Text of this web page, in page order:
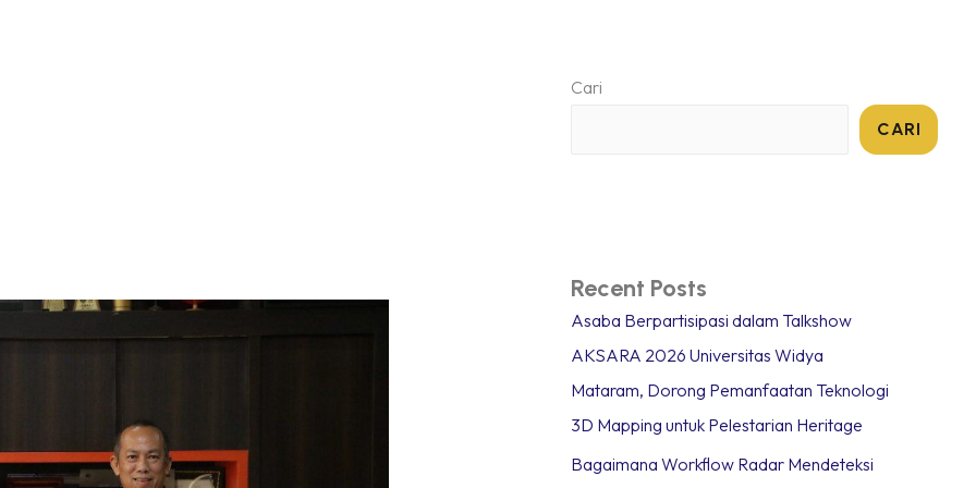
Cari
CARI
Recent Posts
Asaba Berpartisipasi dalam Talkshow
AKSARA 2026 Universitas Widya
Mataram, Dorong Pemanfaatan Teknologi
3D Mapping untuk Pelestarian Heritage
Bagaimana Workflow Radar Mendeteksi